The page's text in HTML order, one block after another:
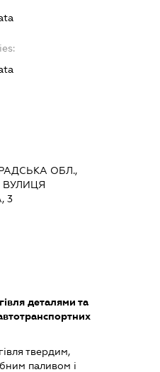
ОБЛ.,
ВУЛИЦЯ
3
деталями та
твердим,
паливом і